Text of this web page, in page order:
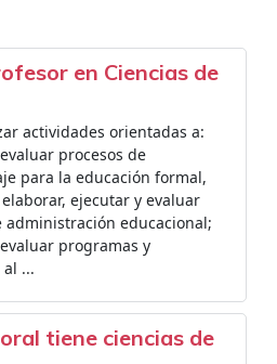
en Ciencias de
actividades orientadas a:
procesos de
para la educación formal,
ejecutar y evaluar
administración educacional;
programas y
...
tiene ciencias de